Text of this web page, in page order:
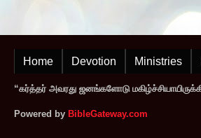
Home Devotion Ministries
“கர்த்தர் அவரது ஜனங்களோடு
Powered by BibleGateway.com